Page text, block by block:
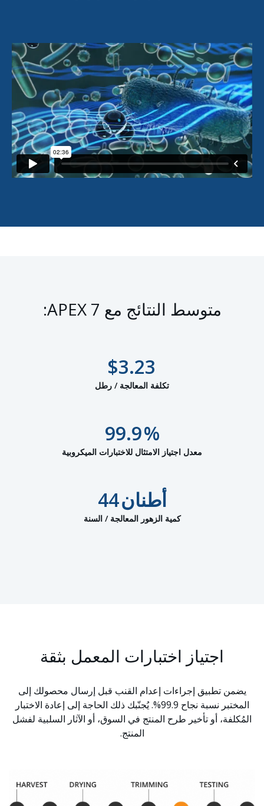
متوسط النتائج مع APEX 7:
$3.23
تكلفة المعالجة / رطل
99.9%
معدل اجتياز الامتثال للاختبارات الميكروبية
44أطنان
كمية الزهور المعالجة / السنة
اجتياز اختبارات المعمل بثقة
يضمن تطبيق إجراءات إعدام القنب قبل إرسال محصولك إلى
المختبر نسبة نجاح 99.9%. يُجنّبك ذلك الحاجة إلى إعادة الاختبار
المُكلفة، أو تأخير طرح المنتج في السوق، أو الآثار السلبية لفشل
المنتج.